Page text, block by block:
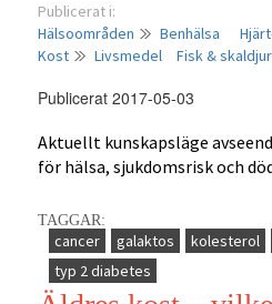
Publicerat i:
Hälsoområden
Benhälsa
Kost
Livsmedel Fisk &
Publicerat 2017-05-03
Aktuellt kunskapsläge
för hälsa, sjukdomsrisk och
TAGGAR:
cancer galaktos kolesterol
typ 2 diabetes